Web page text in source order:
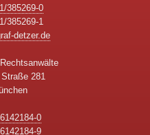
385269-0
385269-1
detzer.de
281
0
9